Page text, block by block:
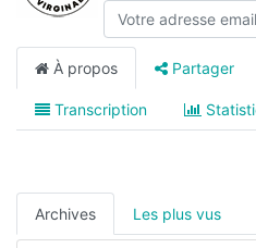
À propos Partager
Transcription
Archives Les plus vus